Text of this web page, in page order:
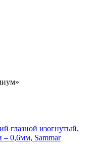
глазной изогнутый,
– 0,6мм, Sammar